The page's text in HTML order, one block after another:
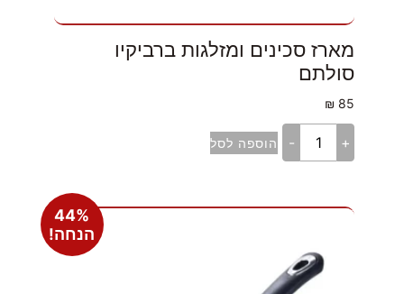
מארז סכינים ומזלגות ברביקיו
סולתם
85
₪
+
- הוספה לסל
44%
הנחה!